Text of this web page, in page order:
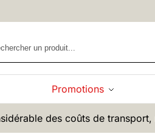
Promotions
des coûts de